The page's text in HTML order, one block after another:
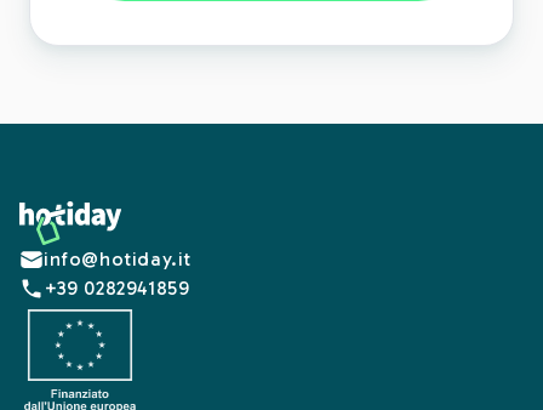
Footer
info@hotiday.it
+39 0282941859